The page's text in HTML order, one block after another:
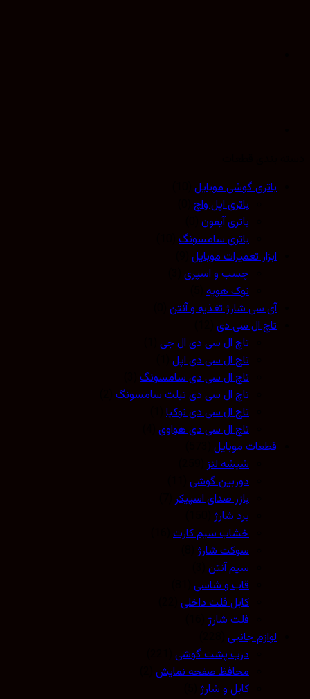
باتری گوشی موبایل(10)
باتری اپل واچ(0)
باتری آیفون(0)
باتری سامسونگ(10)
ابزار تعمیرات موبایل(9)
چسب و اسپری(3)
نوک هویه(5)
آی سی شارژ تغذیه و آنتن(0)
تاچ ال سی دی(12)
تاچ ال سی دی ال جی(1)
تاچ ال سی دی اپل(1)
تاچ ال سی دی سامسونگ(3)
تاچ ال سی دی تبلت سامسونگ(2)
تاچ ال سی دی نوکیا (1)
تاچ ال سی دی هواوی(4)
قطعات موبایل(573)
شیشه لنز(259)
دوربین گوشی(11)
بازر صدای اسپیکر(7)
برد شارژ(150)
خشاب سیم کارت(16)
سوکت شارژ(8)
سیم آنتن(3)
قاب و شاسی(81)
کابل فلت داخلی(22)
فلت شارژ(16)
لوازم جانبی(228)
درب پشت گوشی(221)
محافظ صفحه نمایش(2)
کابل و شارژ(5)